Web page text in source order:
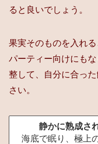
ると良いでしょう。
果実そのものを入れる
パーティー向けにも
整して、自分に合っ
さい。
静かに熟成さ
海底で眠り、極上